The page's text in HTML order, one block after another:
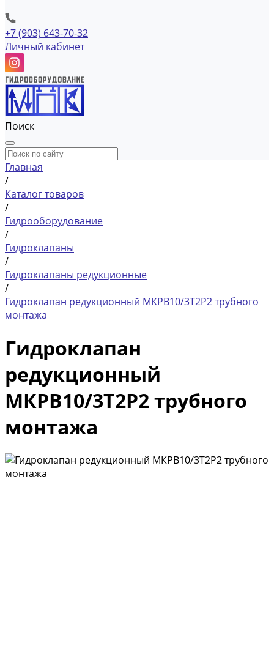
+7 (903) 643-70-32
Личный кабинет
Поиск
Главная
/
Каталог товаров
/
Гидрооборудование
/
Гидроклапаны
/
Гидроклапаны редукционные
/
Гидроклапан редукционный МКРВ10/3Т2Р2 трубного
монтажа
Гидроклапан
редукционный
МКРВ10/3Т2Р2 трубного
монтажа